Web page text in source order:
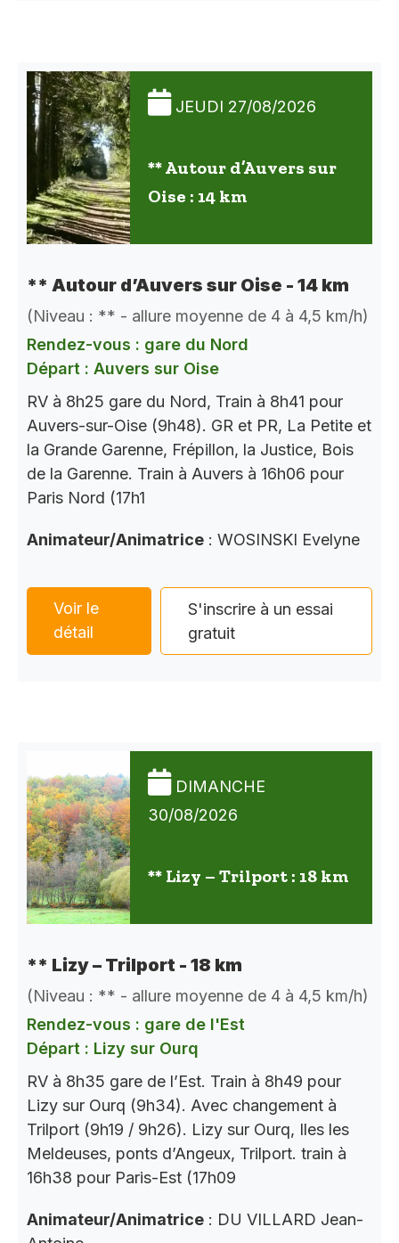
JEUDI 27/08/2026
** Autour d’Auvers sur
Oise : 14 km
** Autour d’Auvers sur Oise - 14 km
(Niveau : ** - allure moyenne de 4 à 4,5 km/h)
Rendez-vous : gare du Nord
Départ : Auvers sur Oise
RV à 8h25 gare du Nord, Train à 8h41 pour
Auvers-sur-Oise (9h48). GR et PR, La Petite et
la Grande Garenne, Frépillon, la Justice, Bois
de la Garenne. Train à Auvers à 16h06 pour
Paris Nord (17h1
Animateur/Animatrice : WOSINSKI Evelyne
Voir le
détail
S'inscrire à un essai
gratuit
DIMANCHE
30/08/2026
** Lizy – Trilport : 18 km
** Lizy – Trilport - 18 km
(Niveau : ** - allure moyenne de 4 à 4,5 km/h)
Rendez-vous : gare de l'Est
Départ : Lizy sur Ourq
RV à 8h35 gare de l’Est. Train à 8h49 pour
Lizy sur Ourq (9h34). Avec changement à
Trilport (9h19 / 9h26). Lizy sur Ourq, Iles les
Meldeuses, ponts d’Angeux, Trilport. train à
16h38 pour Paris-Est (17h09
Animateur/Animatrice : DU VILLARD Jean-